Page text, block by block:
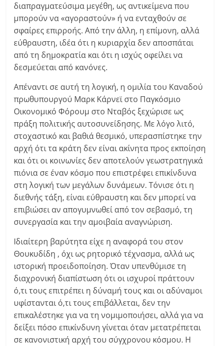
διαπραγματεύσιμα μεγέθη, ως αντικείμενα που
μπορούν να «αγοραστούν» ή να ενταχθούν σε
σφαίρες επιρροής. Από την άλλη, η επίμονη, αλλά
εύθραυστη, ιδέα ότι η κυριαρχία δεν αποσπάται
από τη δημοκρατία και ότι η ισχύς οφείλει να
δεσμεύεται από κανόνες.
Απέναντι σε αυτή τη λογική, η ομιλία του Καναδού
πρωθυπουργού Μαρκ Κάρνεϊ στο Παγκόσμιο
Οικονομικό Φόρουμ στο Νταβός ξεχώρισε ως
πράξη πολιτικής αυτοσυνείδησης. Με λόγο λιτό,
στοχαστικό και βαθιά θεσμικό, υπερασπίστηκε την
αρχή ότι τα κράτη δεν είναι ακίνητα προς εκποίηση
και ότι οι κοινωνίες δεν αποτελούν γεωστρατηγικά
πιόνια σε έναν κόσμο που επιστρέφει επικίνδυνα
στη λογική των μεγάλων δυνάμεων. Τόνισε ότι η
διεθνής τάξη, είναι εύθραυστη και δεν μπορεί να
επιβιώσει αν απογυμνωθεί από τον σεβασμό, τη
συνεργασία και την αμοιβαία αναγνώριση.
Ιδιαίτερη βαρύτητα είχε η αναφορά του στον
Θουκυδίδη , όχι ως ρητορικό τέχνασμα, αλλά ως
ιστορική προειδοποίηση. Όταν υπενθύμισε τη
διαχρονική διαπίστωση ότι οι ισχυροί πράττουν
ό,τι τους επιτρέπει η δύναμή τους και οι αδύναμοι
υφίστανται ό,τι τους επιβάλλεται, δεν την
επικαλέστηκε για να τη νομιμοποιήσει, αλλά για να
δείξει πόσο επικίνδυνη γίνεται όταν μετατρέπεται
σε κανονιστική αρχή του σύγχρονου κόσμου. Η